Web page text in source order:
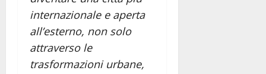
internazionale e aperta
all’esterno, non solo
attraverso le
trasformazioni urbane,